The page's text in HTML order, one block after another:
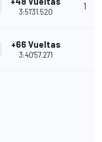
3:51'31.520
1
+66 Vueltas
3:40'57.271